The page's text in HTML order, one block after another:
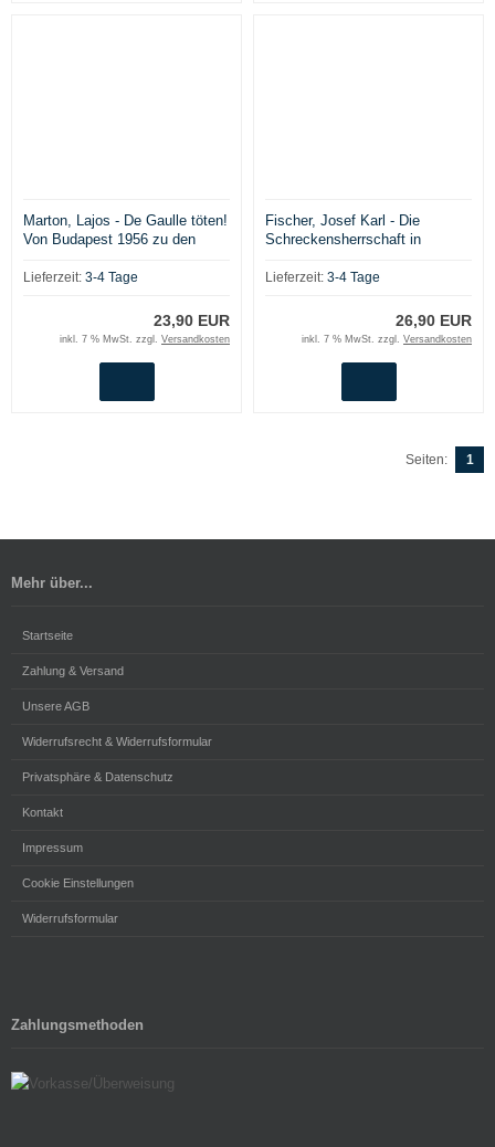
Marton, Lajos - De Gaulle töten!
Von Budapest 1956 zu den
Lieferzeit: 3-4 Tage
23,90 EUR
inkl. 7 % MwSt. zzgl. Versandkosten
Fischer, Josef Karl - Die
Schreckensherrschaft in
bayrischen Oberland
Lieferzeit: 3-4 Tage
26,90 EUR
inkl. 7 % MwSt. zzgl. Versandkosten
Seiten: 1
Mehr über...
Startseite
Zahlung & Versand
Unsere AGB
Widerrufsrecht & Widerrufsformular
Privatsphäre & Datenschutz
Kontakt
Impressum
Cookie Einstellungen
Widerrufsformular
Zahlungsmethoden